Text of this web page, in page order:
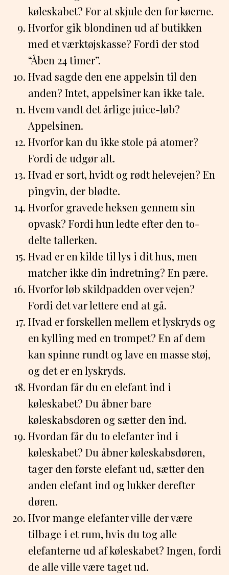
køleskabet? For at skjule den for køerne.
Hvorfor gik blondinen ud af butikken
med et værktøjskasse? Fordi der stod
“Åben 24 timer”.
Hvad sagde den ene appelsin til den
anden? Intet, appelsiner kan ikke tale.
Hvem vandt det årlige juice-løb?
Appelsinen.
Hvorfor kan du ikke stole på atomer?
Fordi de udgør alt.
Hvad er sort, hvidt og rødt helevejen? En
pingvin, der blødte.
Hvorfor gravede heksen gennem sin
opvask? Fordi hun ledte efter den to-
delte tallerken.
Hvad er en kilde til lys i dit hus, men
matcher ikke din indretning? En pære.
Hvorfor løb skildpadden over vejen?
Fordi det var lettere end at gå.
Hvad er forskellen mellem et lyskryds og
en kylling med en trompet? En af dem
kan spinne rundt og lave en masse støj,
og det er en lyskryds.
Hvordan får du en elefant ind i
køleskabet? Du åbner bare
køleskabsdøren og sætter den ind.
Hvordan får du to elefanter ind i
køleskabet? Du åbner køleskabsdøren,
tager den første elefant ud, sætter den
anden elefant ind og lukker derefter
døren.
Hvor mange elefanter ville der være
tilbage i et rum, hvis du tog alle
elefanterne ud af køleskabet? Ingen, fordi
de alle ville være taget ud.